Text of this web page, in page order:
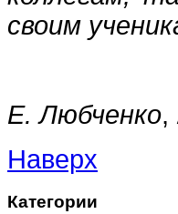
своим
Е. Любченко,
Наверх
Категории